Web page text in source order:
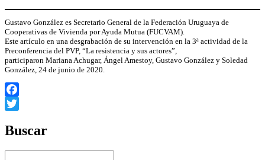
Gustavo González es Secretario General de la Federación Uruguaya de
Cooperativas de Vivienda por Ayuda Mutua (FUCVAM).
Este artículo en una desgrabación de su intervención en la 3ª actividad de la
Preconferencia del PVP, “La resistencia y sus actores”,
participaron Mariana Achugar, Ángel Amestoy, Gustavo González y Soledad
González, 24 de junio de 2020.
Facebook
Buscar